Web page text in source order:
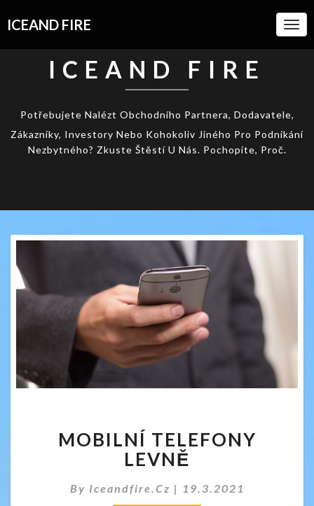
ICEAND FIRE
ICEAND FIRE
Potřebujete Nalézt Obchodního Partnera, Dodavatele,
Zákazníky, Investory Nebo Kohokoliv Jiného Pro Podnikání
Nezbytného? Zkuste Štěstí U Nás. Pochopíte, Proč.
TELEFONY
LEVNĚ
MOBILNÍ TELEFONY
LEVNĚ
By Iceandfire.cz | 19.3.2021